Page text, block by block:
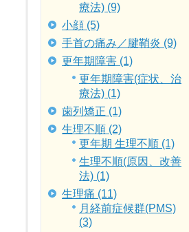
療法) (9)
小顔 (5)
手首の痛み／腱鞘炎 (9)
更年期障害 (1)
更年期障害(症状、治
療法) (1)
歯列矯正 (1)
生理不順 (2)
更年期 生理不順 (1)
生理不順(原因、改善
法) (1)
生理痛 (11)
月経前症候群(PMS)
(3)